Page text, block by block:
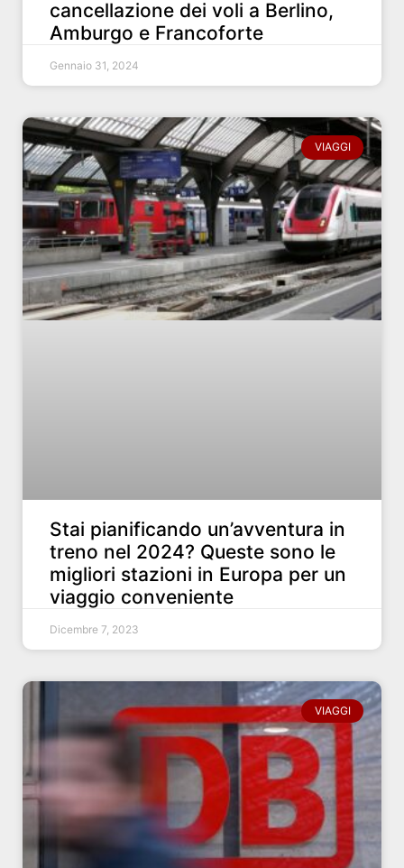
cancellazione dei voli a Berlino,
Amburgo e Francoforte
Gennaio 31, 2024
VIAGGI
Stai pianificando un’avventura in
treno nel 2024? Queste sono le
migliori stazioni in Europa per un
viaggio conveniente
Dicembre 7, 2023
VIAGGI